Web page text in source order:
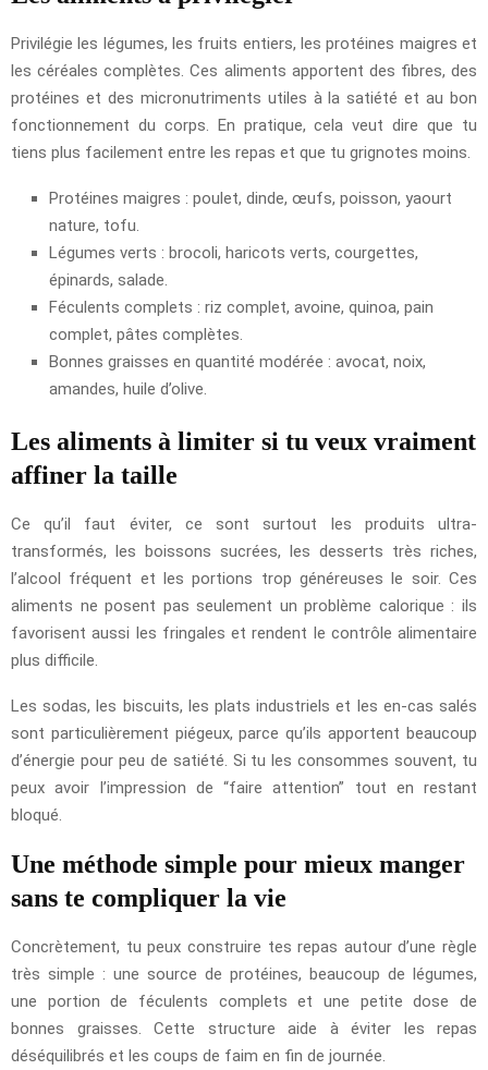
Privilégie les légumes, les fruits entiers, les protéines maigres et
les céréales complètes. Ces aliments apportent des fibres, des
protéines et des micronutriments utiles à la satiété et au bon
fonctionnement du corps. En pratique, cela veut dire que tu
tiens plus facilement entre les repas et que tu grignotes moins.
Protéines maigres : poulet, dinde, œufs, poisson, yaourt
nature, tofu.
Légumes verts : brocoli, haricots verts, courgettes,
épinards, salade.
Féculents complets : riz complet, avoine, quinoa, pain
complet, pâtes complètes.
Bonnes graisses en quantité modérée : avocat, noix,
amandes, huile d’olive.
Les aliments à limiter si tu veux vraiment
affiner la taille
Ce qu’il faut éviter, ce sont surtout les produits ultra-
transformés, les boissons sucrées, les desserts très riches,
l’alcool fréquent et les portions trop généreuses le soir. Ces
aliments ne posent pas seulement un problème calorique : ils
favorisent aussi les fringales et rendent le contrôle alimentaire
plus difficile.
Les sodas, les biscuits, les plats industriels et les en-cas salés
sont particulièrement piégeux, parce qu’ils apportent beaucoup
d’énergie pour peu de satiété. Si tu les consommes souvent, tu
peux avoir l’impression de “faire attention” tout en restant
bloqué.
Une méthode simple pour mieux manger
sans te compliquer la vie
Concrètement, tu peux construire tes repas autour d’une règle
très simple : une source de protéines, beaucoup de légumes,
une portion de féculents complets et une petite dose de
bonnes graisses. Cette structure aide à éviter les repas
déséquilibrés et les coups de faim en fin de journée.